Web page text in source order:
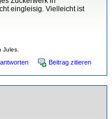
eingleisig. Vielleicht ist
Beitrag zitieren